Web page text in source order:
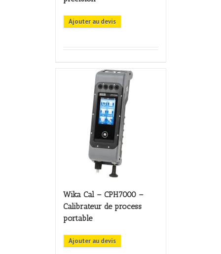
Ajouter au devis
Wika Cal – CPH7000 –
Calibrateur de process
portable
Ajouter au devis